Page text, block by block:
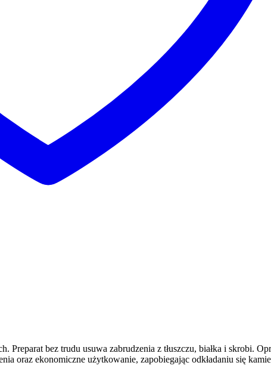
bez trudu usuwa zabrudzenia z tłuszczu, białka i skrobi.
oraz ekonomiczne użytkowanie, zapobiegając odkładaniu się